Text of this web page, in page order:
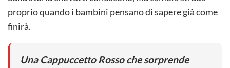
proprio quando i bambini pensano di sapere già come
finirà.
Una Cappuccetto Rosso che sorprende